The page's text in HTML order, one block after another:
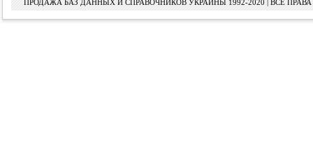
ПРОДАЖА БАЗ ДАННЫХ И СПРАВОЧНИКОВ УКРАИНЫ 1992-2020 | ВСЕ